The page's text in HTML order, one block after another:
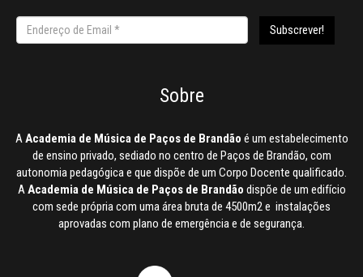
Sobre
AAcademia de Música de Paços de Brandão é um estabelecimento
de ensino privado, sediado no centro de Paços de Brandão, com
autonomia pedagógica e que dispõe de um Corpo Docente qualificado.
AAcademia de Música de Paços de Brandão dispõe de um edifício
com sede própria com uma área bruta de 4500m2 e instalações
aprovadas com plano de emergência e de segurança.